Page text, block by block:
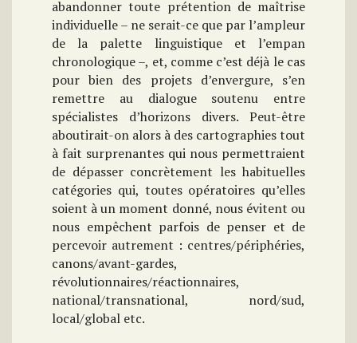
abandonner toute prétention de maîtrise
individuelle – ne serait-ce que par l’ampleur
de la palette linguistique et l’empan
chronologique –, et, comme c’est déjà le cas
pour bien des projets d’envergure, s’en
remettre au dialogue soutenu entre
spécialistes d’horizons divers. Peut-être
aboutirait-on alors à des cartographies tout
à fait surprenantes qui nous permettraient
de dépasser concrètement les habituelles
catégories qui, toutes opératoires qu’elles
soient à un moment donné, nous évitent ou
nous empêchent parfois de penser et de
percevoir autrement : centres/périphéries,
canons/avant-gardes,
révolutionnaires/réactionnaires,
national/transnational, nord/sud,
local/global etc.